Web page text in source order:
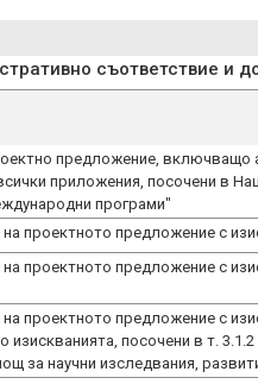
съответствие и
предложение, включващо
приложения, посочени в
програми"
проектното предложение с
проектното предложение с
проектното предложение с
изискванията, посочени в т.
за научни изследвания,